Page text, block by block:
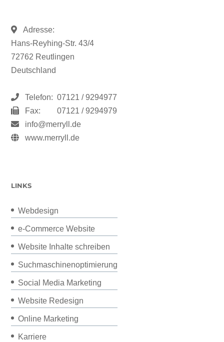
Adresse:
Hans-Reyhing-Str. 43/4
72762 Reutlingen
Deutschland
Telefon: 07121 / 9294977
Fax:
07121 / 9294979
info@merryll.de
www.merryll.de
LINKS
Webdesign
e-Commerce Website
Website Inhalte schreiben
Suchmaschinenoptimierung
Social Media Marketing
Website Redesign
Online Marketing
Karriere